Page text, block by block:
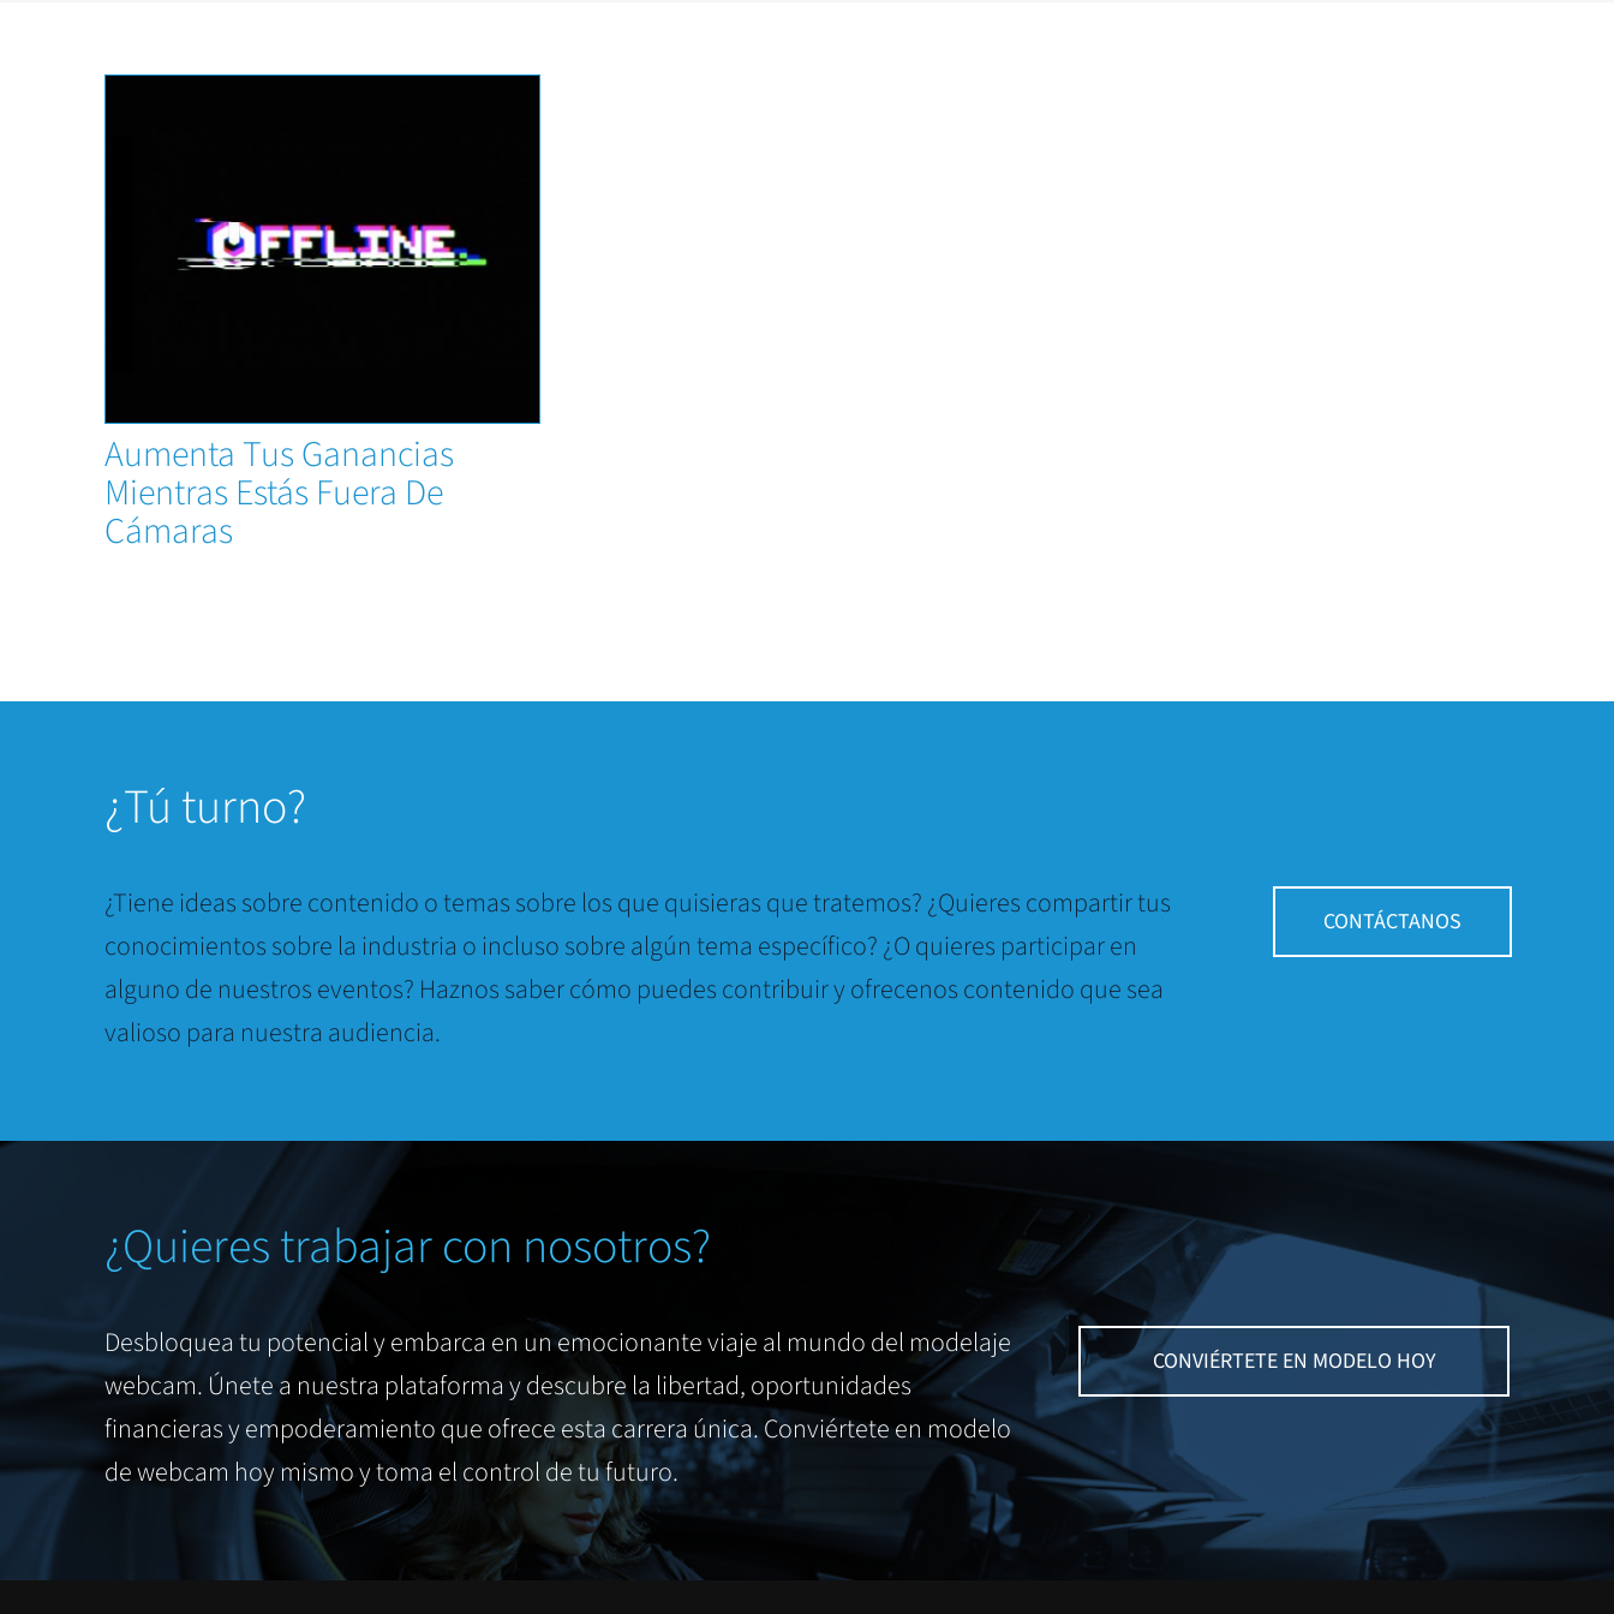
News
Aumenta Tus Ganancias
Mientras Estás Fuera De
Cámaras
¿Tú turno?
¿Tiene ideas sobre contenido o temas sobre los que quisieras que tratemos? ¿Quieres compartir tus
conocimientos sobre la industria o incluso sobre algún tema específico? ¿O quieres participar en
alguno de nuestros eventos? Haznos saber cómo puedes contribuir y ofrecenos contenido que sea
valioso para nuestra audiencia.
CONTÁCTANOS
¿Quieres trabajar con nosotros?
Desbloquea tu potencial y embarca en un emocionante viaje al mundo del modelaje
webcam. Únete a nuestra plataforma y descubre la libertad, oportunidades
financieras y empoderamiento que ofrece esta carrera única. Conviértete en modelo
de webcam hoy mismo y toma el control de tu futuro.
CONVIÉRTETE EN MODELO HOY